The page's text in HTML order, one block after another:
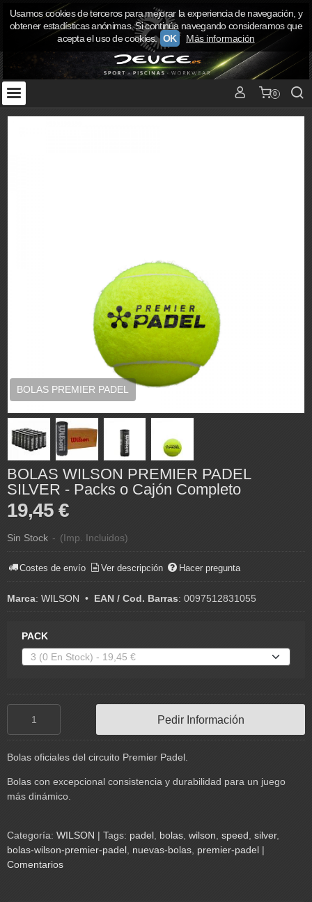
0
BOLAS PREMIER PADEL
BOLAS WILSON PREMIER PADEL
SILVER - Packs o Cajón Completo
19,45 €
Sin Stock - (Imp. Incluidos)
Costes de envío Ver descripción Hacer pregunta
Marca: WILSON • EAN / Cod. Barras: 0097512831055
PACK
Pedir Información
Bolas oficiales del circuito Premier Padel.
Bolas con excepcional consistencia y durabilidad para un juego
más dinámico.
Categoría: WILSON | Tags: padel bolas wilson speed silver
bolas-wilson-premier-padel nuevas-bolas premier-padel |
Comentarios
Usamos cookies de terceros para mejorar la experiencia de navegación, y
obtener estadísticas anónimas. Si continúa navegando consideramos que
acepta el uso de cookies. OK Más información